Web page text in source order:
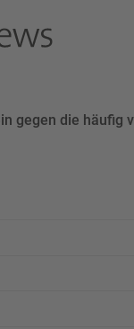
gegen die häufig